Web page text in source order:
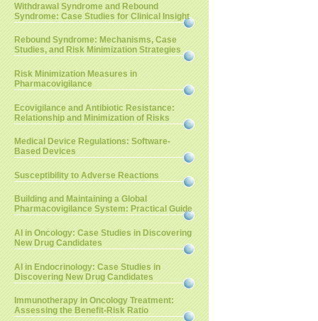
Withdrawal Syndrome and Rebound
Syndrome: Case Studies for Clinical Insight
Rebound Syndrome: Mechanisms, Case
Studies, and Risk Minimization Strategies
Risk Minimization Measures in
Pharmacovigilance
Ecovigilance and Antibiotic Resistance:
Relationship and Minimization of Risks
Medical Device Regulations: Software-
Based Devices
Susceptibility to Adverse Reactions
Building and Maintaining a Global
Pharmacovigilance System: Practical Guide
AI in Oncology: Case Studies in Discovering
New Drug Candidates
AI in Endocrinology: Case Studies in
Discovering New Drug Candidates
Immunotherapy in Oncology Treatment:
Assessing the Benefit-Risk Ratio